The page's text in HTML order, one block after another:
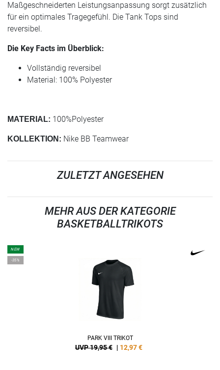
Maßgeschneiderten Leistungsanpassung sorgt zusätzlich
für ein optimales Tragegefühl. Die Tank Tops sind
reversibel.
Die Key Facts im Überblick:
Vollständig reversibel
Material: 100% Polyester
MATERIAL: 100%Polyester
KOLLEKTION: Nike BB Teamwear
ZULETZT ANGESEHEN
MEHR AUS DER KATEGORIE
BASKETBALLTRIKOTS
NEW
-35%
PARK VIII TRIKOT
UVP 19,95 € | 12,97€